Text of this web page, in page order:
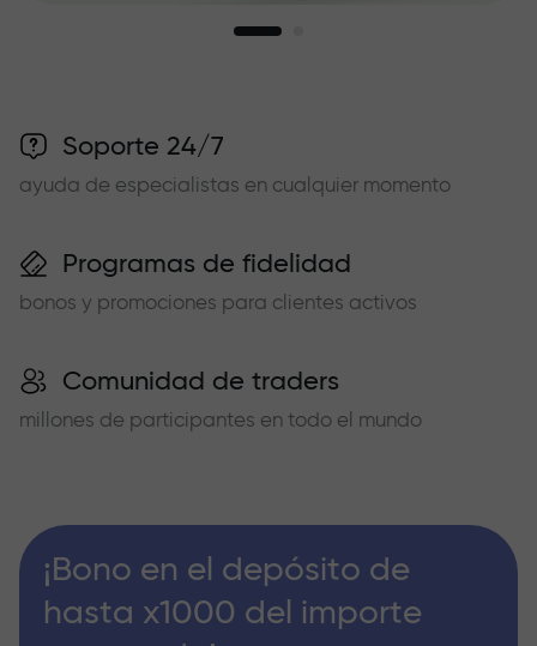
Soporte 24/7
ayuda de especialistas en cualquier momento
Programas de fidelidad
bonos y promociones para clientes activos
Comunidad de traders
millones de participantes en todo el mundo
¡Bono en el depósito de
hasta x1000 del importe